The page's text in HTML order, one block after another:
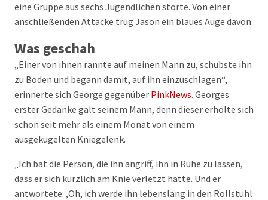
eine Gruppe aus sechs Jugendlichen störte. Von einer
anschließenden Attacke trug Jason ein blaues Auge davon.
Was geschah
„Einer von ihnen rannte auf meinen Mann zu, schubste ihn
zu Boden und begann damit, auf ihn einzuschlagen“,
erinnerte sich George gegenüber PinkNews. Georges
erster Gedanke galt seinem Mann, denn dieser erholte sich
schon seit mehr als einem Monat von einem
ausgekugelten Kniegelenk.
„Ich bat die Person, die ihn angriff, ihn in Ruhe zu lassen,
dass er sich kürzlich am Knie verletzt hatte. Und er
antwortete: ‚Oh, ich werde ihn lebenslang in den Rollstuhl